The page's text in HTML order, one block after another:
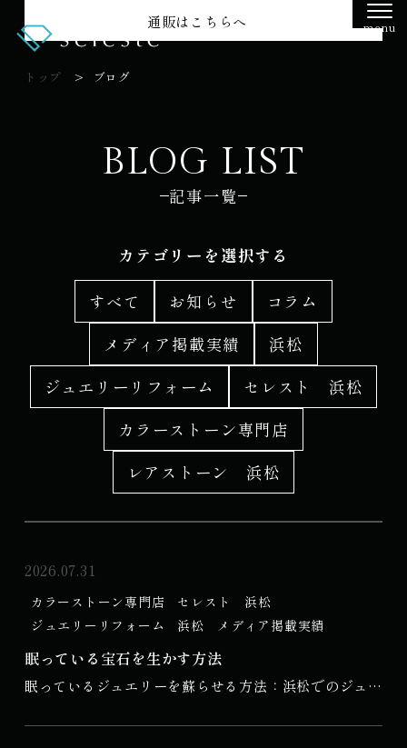
通販はこちらへ menu
トップ ブログ
BLOG LIST
記事一覧
カテゴリーを選択する
すべて お知らせ
コラム
メディア掲載実績
浜松
ジュエリーリフォーム
セレスト 浜松
カラーストーン専門店
レアストーン 浜松
2026.07.31
カラーストーン専門店
セレスト 浜松
ジュエリーリフォーム
浜松 メディア掲載実績
眠っている宝石を生かす方法
眠っているジュエリーを蘇らせる方法：浜松でのジュエ